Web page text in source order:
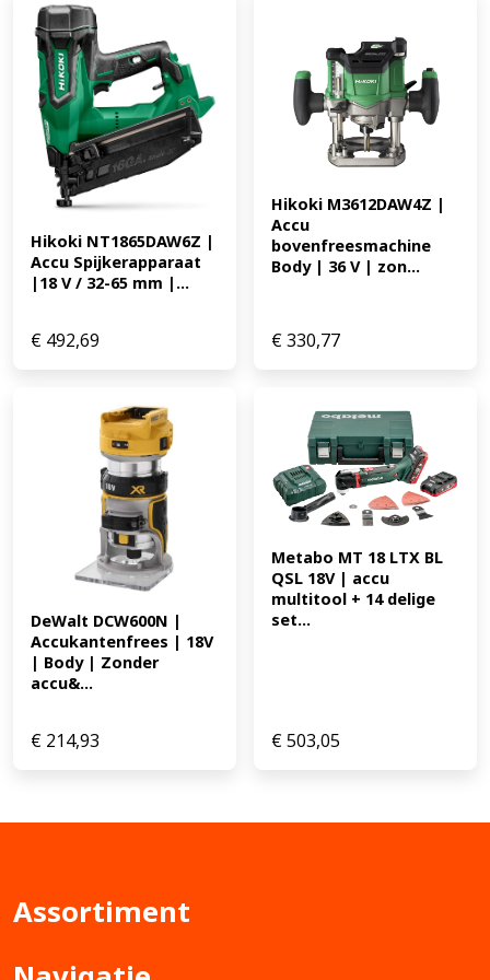
Hikoki NT1865DAW6Z |
Accu Spijkerapparaat
|18 V / 32-65 mm |...
€ 492,69
Hikoki M3612DAW4Z |
Accu
bovenfreesmachine
Body | 36 V | zon...
€330,77
DeWalt DCW600N |
Accukantenfrees | 18V
| Body | Zonder
accu&...
€ 214,93
Metabo MT 18 LTX BL
QSL 18V | accu
multitool + 14 delige
set...
€503,05
Assortiment